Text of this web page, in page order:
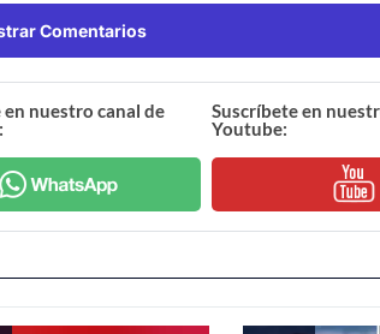
Comentarios
en nuestro canal de
Suscríbete en
Youtube: